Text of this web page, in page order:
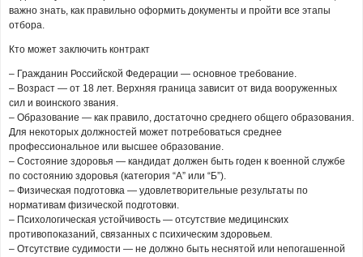
важно знать, как правильно оформить документы и пройти все этапы
отбора.
Кто может заключить контракт
– Гражданин Российской Федерации — основное требование.
– Возраст — от 18 лет. Верхняя граница зависит от вида вооруженных
сил и воинского звания.
– Образование — как правило, достаточно среднего общего образования.
Для некоторых должностей может потребоваться среднее
профессиональное или высшее образование.
– Состояние здоровья — кандидат должен быть годен к военной службе
по состоянию здоровья (категория “А” или “Б”).
– Физическая подготовка — удовлетворительные результаты по
нормативам физической подготовки.
– Психологическая устойчивость — отсутствие медицинских
противопоказаний, связанных с психическим здоровьем.
– Отсутствие судимости — не должно быть неснятой или непогашенной